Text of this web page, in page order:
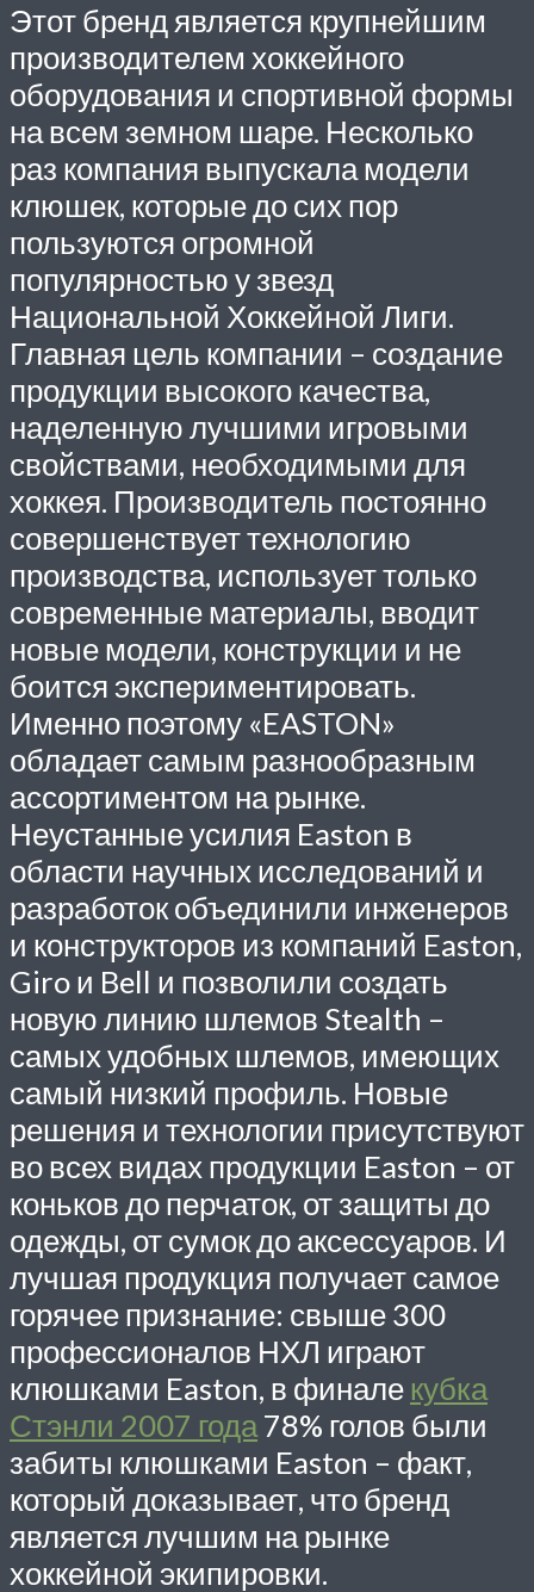
Этот бренд является крупнейшим
производителем хоккейного
оборудования и спортивной формы
на всем земном шаре. Несколько
раз компания выпускала модели
клюшек, которые до сих пор
пользуются огромной
популярностью у звезд
Национальной Хоккейной Лиги.
Главная цель компании – создание
продукции высокого качества,
наделенную лучшими игровыми
свойствами, необходимыми для
хоккея. Производитель постоянно
совершенствует технологию
производства, использует только
современные материалы, вводит
новые модели, конструкции и не
боится экспериментировать.
Именно поэтому «EASTON»
обладает самым разнообразным
ассортиментом на рынке.
Неустанные усилия Easton в
области научных исследований и
разработок объединили инженеров
и конструкторов из компаний Easton,
Giro и Bell и позволили создать
новую линию шлемов Stealth –
самых удобных шлемов, имеющих
самый низкий профиль. Новые
решения и технологии присутствуют
во всех видах продукции Easton – от
коньков до перчаток, от защиты до
одежды, от сумок до аксессуаров. И
лучшая продукция получает самое
горячее признание: свыше 300
профессионалов НХЛ играют
клюшками Easton, в финале кубка
Стэнли 2007 года 78% голов были
забиты клюшками Easton – факт,
который доказывает, что бренд
является лучшим на рынке
хоккейной экипировки.